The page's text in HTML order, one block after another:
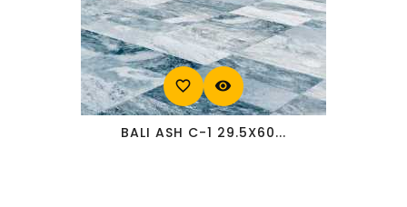
favorite_border visibility
BALI ASH C-1 29.5X60...